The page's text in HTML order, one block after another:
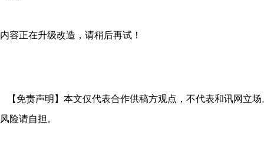
内容正在升级改造，请稍后再试！
【免责声明】本文仅代表合作供稿方观点，不代表和讯网立
风险请自担。